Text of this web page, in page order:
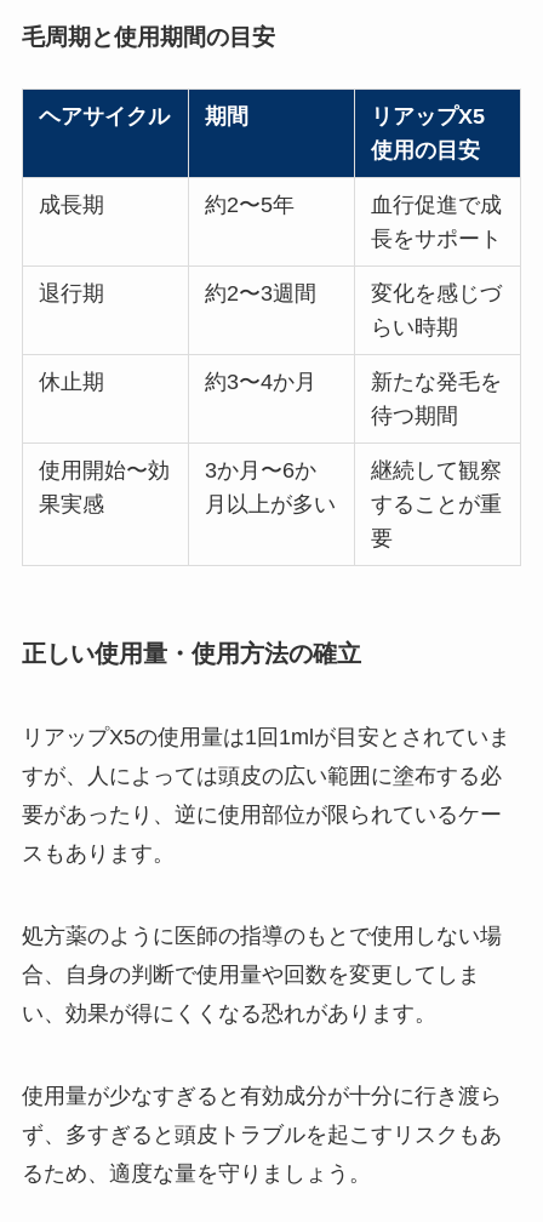
毛周期と使用期間の目安
ヘアサイクル 期間
リアップX5
使用の目安
成長期 約2〜5年
血行促進で成
長をサポート
退行期 約2〜3週間
変化を感じづ
らい時期
休止期 約3〜4か月
新たな発毛を
待つ期間
使用開始〜効
果実感
3か月〜6か
月以上が多い
継続して観察
することが重
要
正しい使用量・使用方法の確立
リアップX5の使用量は1回1mlが目安とされていま
すが、人によっては頭皮の広い範囲に塗布する必
要があったり、逆に使用部位が限られているケー
スもあります。
処方薬のように医師の指導のもとで使用しない場
合、自身の判断で使用量や回数を変更してしま
い、効果が得にくくなる恐れがあります。
使用量が少なすぎると有効成分が十分に行き渡ら
ず、多すぎると頭皮トラブルを起こすリスクもあ
るため、適度な量を守りましょう。